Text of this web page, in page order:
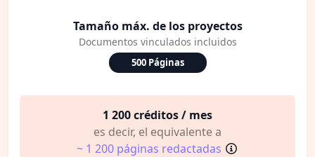
Tamaño máx. de los proyectos
Documentos vinculados incluidos
500 Páginas
1 200 créditos / mes
es decir, el equivalente a
~ 1 200 páginas redactadas